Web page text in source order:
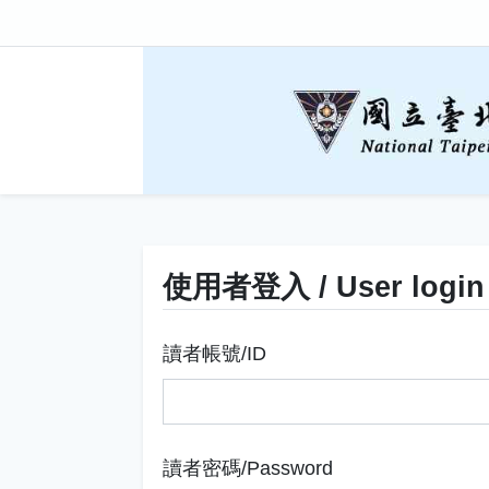
使用者登入 / User login
讀者帳號/ID
讀者密碼/Password